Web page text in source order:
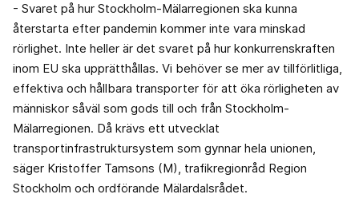
- Svaret på hur Stockholm-Mälarregionen ska kunna
återstarta efter pandemin kommer inte vara minskad
rörlighet. Inte heller är det svaret på hur konkurrenskraften
inom EU ska upprätthållas. Vi behöver se mer av tillförlitliga,
effektiva och hållbara transporter för att öka rörligheten av
människor såväl som gods till och från Stockholm-
Mälarregionen. Då krävs ett utvecklat
transportinfrastruktursystem som gynnar hela unionen,
säger Kristoffer Tamsons (M), trafikregionråd Region
Stockholm och ordförande Mälardalsrådet.